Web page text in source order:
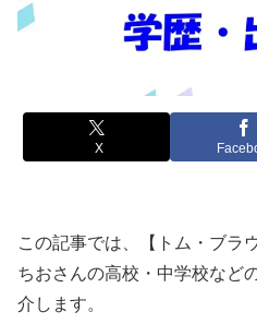
X
この記事では、【トム・ブラ
ちおさんの高校・中学校など
介します。